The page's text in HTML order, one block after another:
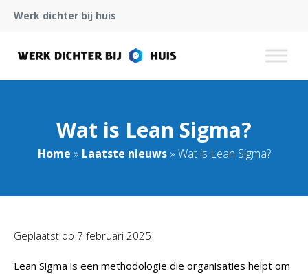
Werk dichter bij huis
Wat is Lean Sigma?
Home » Laatste nieuws» Wat is Lean Sigma?
Geplaatst op 7 februari 2025
Lean Sigma is een methodologie die organisaties helpt om